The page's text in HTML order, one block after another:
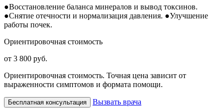
●Восстановление баланса минералов и вывод токсинов.
●Снятие отечности и нормализация давления. ●Улучшение
работы почек.
Ориентировочная стоимость
от 3 800 руб.
Ориентировочная стоимость. Точная цена зависит от
выраженности симптомов и формата помощи.
Бесплатная консультация Вызвать врача